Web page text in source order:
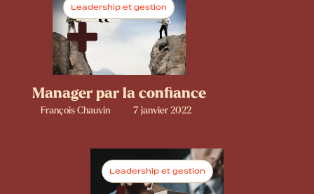
Leadership et gestion
Manager par la confiance
François Chauvin 7 janvier 2022
Leadership et gestion